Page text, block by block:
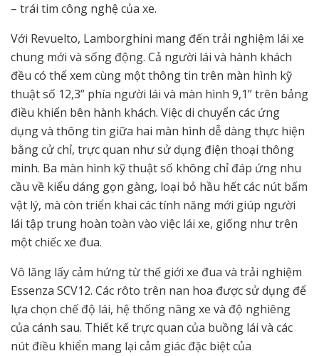
– trái tim công nghệ của xe.
Với Revuelto, Lamborghini mang đến trải nghiệm lái xe
chung mới và sống động. Cả người lái và hành khách
đều có thể xem cùng một thông tin trên màn hình kỹ
thuật số 12,3” phía người lái và màn hình 9,1” trên bảng
điều khiển bên hành khách. Việc di chuyển các ứng
dụng và thông tin giữa hai màn hình dễ dàng thực hiện
bằng cử chỉ, trực quan như sử dụng điện thoại thông
minh. Ba màn hình kỹ thuật số không chỉ đáp ứng nhu
cầu về kiểu dáng gọn gàng, loại bỏ hầu hết các nút bấm
vật lý, mà còn triển khai các tính năng mới giúp người
lái tập trung hoàn toàn vào việc lái xe, giống như trên
một chiếc xe đua.
Vô lăng lấy cảm hứng từ thế giới xe đua và trải nghiệm
Essenza SCV12. Các rôto trên nan hoa được sử dụng để
lựa chọn chế độ lái, hệ thống nâng xe và độ nghiêng
của cánh sau. Thiết kế trực quan của buồng lái và các
nút điều khiển mang lại cảm giác đặc biệt của